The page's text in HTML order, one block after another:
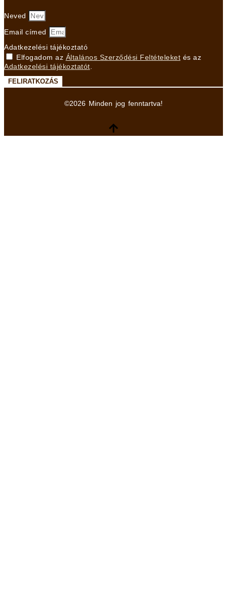
Neved
Email címed
Adatkezelési tájékoztató
Elfogadom az Általános Szerződési Feltételeket és az
Adatkezelési tájékoztatót
FELIRATKOZÁS
©2026 Minden jog fenntartva!